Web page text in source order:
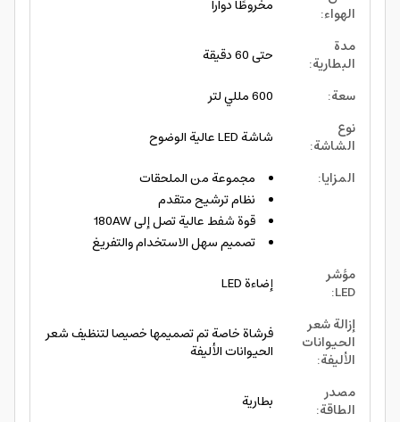
الهواء:
مخروطًا دوارا
مدة
البطارية:
حتى 60 دقيقة
سعة:
600 مللي لتر
نوع
الشاشة:
شاشة LED عالية الوضوح
المزايا:
مجموعة من الملحقات
نظام ترشيح متقدم
قوة شفط عالية تصل إلى 180AW
تصميم سهل الاستخدام والتفريغ
مؤشر
LED
:
إضاءة LED
إزالة شعر
الحيوانات
الأليفة:
فرشاة خاصة تم تصميمها خصيصا لتنظيف شعر
الحيوانات الأليفة
مصدر
الطاقة:
بطارية